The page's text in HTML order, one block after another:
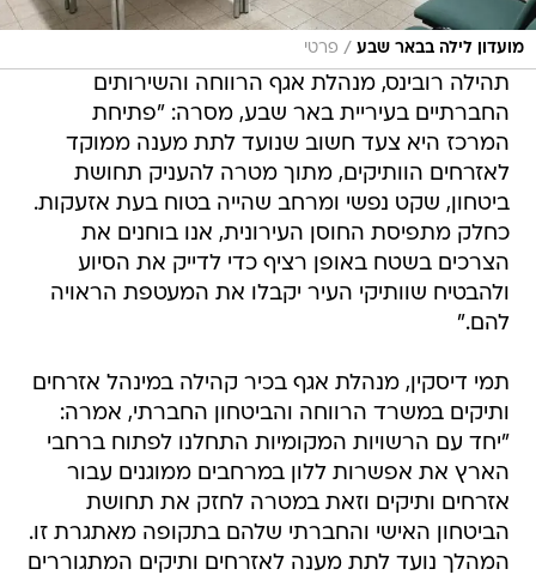
מועדון לילה בבאר שבע / פרטי
​תהילה רובינס, מנהלת אגף הרווחה והשירותים
החברתיים בעיריית באר שבע, מסרה: "פתיחת
המרכז היא צעד חשוב שנועד לתת מענה ממוקד
לאזרחים הוותיקים, מתוך מטרה להעניק תחושת
ביטחון, שקט נפשי ומרחב שהייה בטוח בעת אזעקות.
כחלק מתפיסת החוסן העירונית, אנו בוחנים את
הצרכים בשטח באופן רציף כדי לדייק את הסיוע
ולהבטיח שוותיקי העיר יקבלו את המעטפת הראויה
להם."
תמי דיסקין, מנהלת אגף בכיר קהילה במינהל אזרחים
ותיקים במשרד הרווחה והביטחון החברתי, אמרה:
"יחד עם הרשויות המקומיות התחלנו לפתוח ברחבי
הארץ את אפשרות ללון במרחבים ממוגנים עבור
אזרחים ותיקים וזאת במטרה לחזק את תחושת
הביטחון האישי והחברתי שלהם בתקופה מאתגרת זו.
המהלך נועד לתת מענה לאזרחים ותיקים המתגוררים